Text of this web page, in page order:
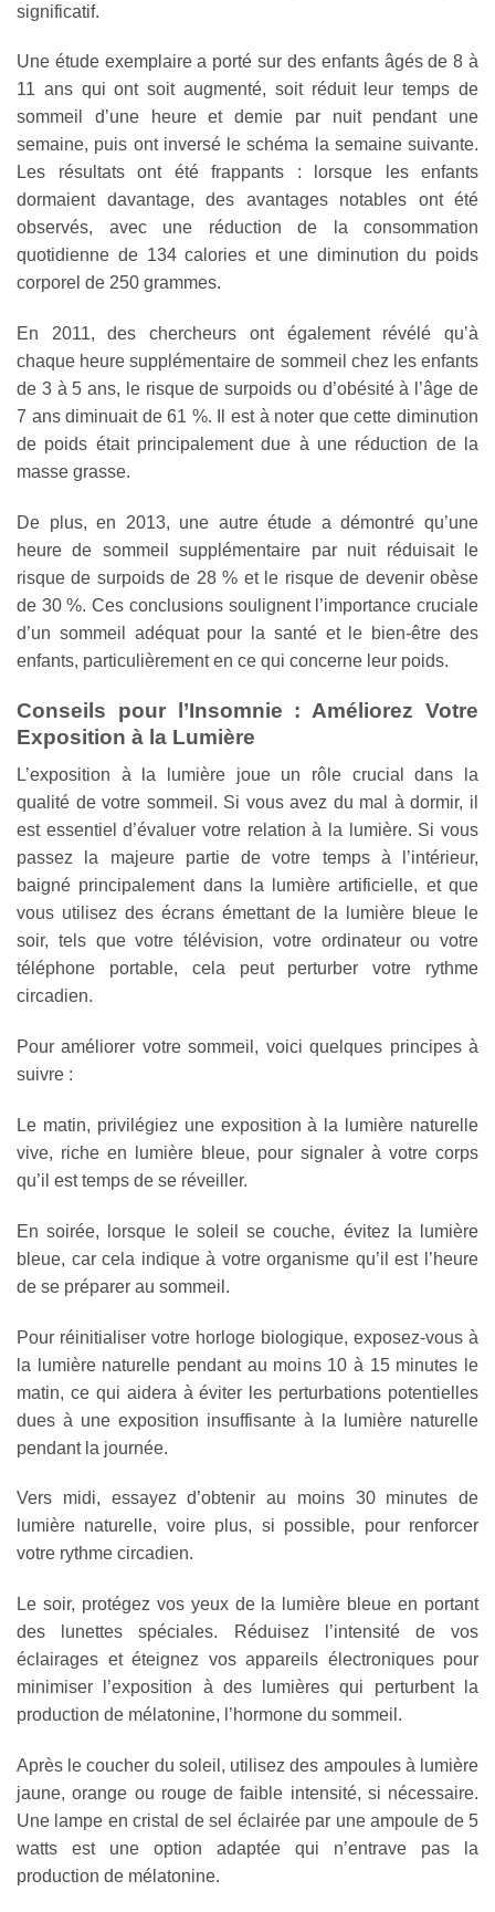
significatif.
Une étude exemplaire a porté sur des enfants âgés de 8 à
11 ans qui ont soit augmenté, soit réduit leur temps de
sommeil d’une heure et demie par nuit pendant une
semaine, puis ont inversé le schéma la semaine suivante.
Les résultats ont été frappants : lorsque les enfants
dormaient davantage, des avantages notables ont été
observés, avec une réduction de la consommation
quotidienne de 134 calories et une diminution du poids
corporel de 250 grammes.
En 2011, des chercheurs ont également révélé qu’à
chaque heure supplémentaire de sommeil chez les enfants
de 3 à 5 ans, le risque de surpoids ou d’obésité à l’âge de
7 ans diminuait de 61 %. Il est à noter que cette diminution
de poids était principalement due à une réduction de la
masse grasse.
De plus, en 2013, une autre étude a démontré qu’une
heure de sommeil supplémentaire par nuit réduisait le
risque de surpoids de 28 % et le risque de devenir obèse
de 30 %. Ces conclusions soulignent l’importance cruciale
d’un sommeil adéquat pour la santé et le bien-être des
enfants, particulièrement en ce qui concerne leur poids.
Conseils pour l’Insomnie : Améliorez Votre
Exposition à la Lumière
L’exposition à la lumière joue un rôle crucial dans la
qualité de votre sommeil. Si vous avez du mal à dormir, il
est essentiel d’évaluer votre relation à la lumière. Si vous
passez la majeure partie de votre temps à l’intérieur,
baigné principalement dans la lumière artificielle, et que
vous utilisez des écrans émettant de la lumière bleue le
soir, tels que votre télévision, votre ordinateur ou votre
téléphone portable, cela peut perturber votre rythme
circadien.
Pour améliorer votre sommeil, voici quelques principes à
suivre :
Le matin, privilégiez une exposition à la lumière naturelle
vive, riche en lumière bleue, pour signaler à votre corps
qu’il est temps de se réveiller.
En soirée, lorsque le soleil se couche, évitez la lumière
bleue, car cela indique à votre organisme qu’il est l’heure
de se préparer au sommeil.
Pour réinitialiser votre horloge biologique, exposez-vous à
la lumière naturelle pendant au moins 10 à 15 minutes le
matin, ce qui aidera à éviter les perturbations potentielles
dues à une exposition insuffisante à la lumière naturelle
pendant la journée.
Vers midi, essayez d’obtenir au moins 30 minutes de
lumière naturelle, voire plus, si possible, pour renforcer
votre rythme circadien.
Le soir, protégez vos yeux de la lumière bleue en portant
des lunettes spéciales. Réduisez l’intensité de vos
éclairages et éteignez vos appareils électroniques pour
minimiser l’exposition à des lumières qui perturbent la
production de mélatonine, l’hormone du sommeil.
Après le coucher du soleil, utilisez des ampoules à lumière
jaune, orange ou rouge de faible intensité, si nécessaire.
Une lampe en cristal de sel éclairée par une ampoule de 5
watts est une option adaptée qui n’entrave pas la
production de mélatonine.